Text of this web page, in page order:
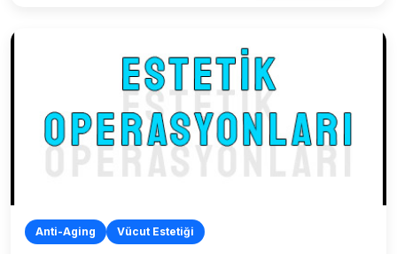
Anti-Aging Vücut Estetiği